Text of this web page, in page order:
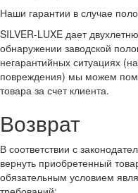
Наши гарантии в случае
SILVER-LUXE дает
обнаружении заводской
негарантийных ситуациях
повреждения) мы можем
товара за счет клиента.
Возврат
В соответствии с
вернуть приобретенный
обязательным условием